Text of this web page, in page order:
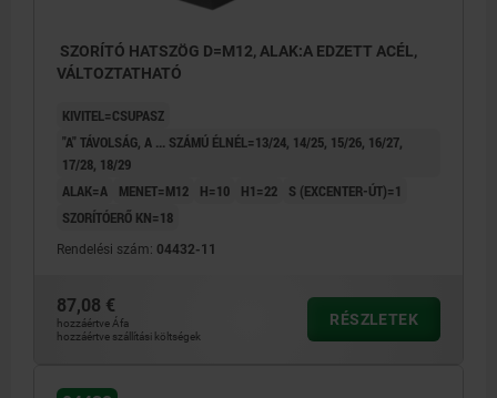
SZORÍTÓ HATSZÖG D=M12, ALAK:A EDZETT ACÉL,
VÁLTOZTATHATÓ
KIVITEL=CSUPASZ
"A" TÁVOLSÁG, A ... SZÁMÚ ÉLNÉL=13/24, 14/25, 15/26, 16/27,
17/28, 18/29
ALAK=A
MENET=M12 H=10 H1=22
S (EXCENTER-ÚT)=1
SZORÍTÓERŐ KN=18
Rendelési szám: 04432-11
87,08 €
hozzáértve Áfa
hozzáértve szállítási költségek
RÉSZLETEK